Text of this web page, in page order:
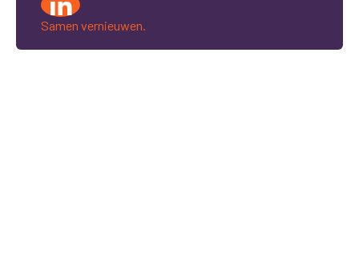
Samen vernieuwen.